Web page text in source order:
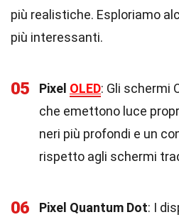
più realistiche. Esploriamo
più interessanti.
05 Pixel OLED: Gli schermi
che emettono luce
neri più profondi e un
rispetto agli schermi
06 Pixel Quantum Dot: I